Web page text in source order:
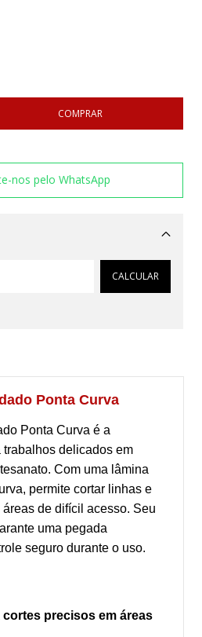
nos pelo WhatsApp
Alterar CEP
CALCULAR
Ponta Curva
Ponta Curva é a
delicados em
Com uma lâmina
permite cortar linhas e
de difícil acesso. Seu
uma pegada
seguro durante o uso.
cortes precisos em áreas